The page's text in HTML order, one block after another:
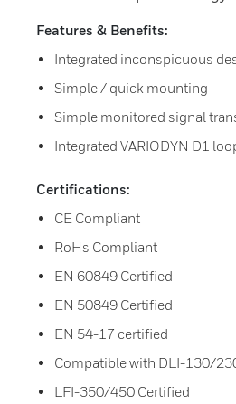
Features & Benefits:
Integrated inconspicuous
Simple / quick mounting
Simple monitored signal
Integrated VARIODYN D1
Certifications:
CE Compliant
RoHs Compliant
EN 60849 Certified
EN 50849 Certified
EN 54-17 certified
Compatible with DLI-130/
LFI-350/450 Certified